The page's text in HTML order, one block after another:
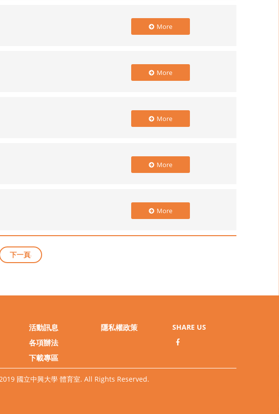
More
More
More
More
More
下一頁
活動訊息
各項辦法
下載專區
隱私權政策 SHARE US
國立中興大學 體育室. All Rights Reserved.